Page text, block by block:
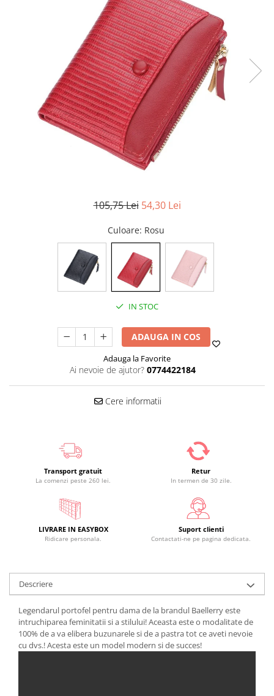
105,75 Lei 54,30 Lei
Culoare: Rosu
IN STOC
ADAUGA IN COS
Adauga la Favorite
Ai nevoie de ajutor? 0774422184
Cere informatii
Transport gratuit
La comenzi peste 260 lei.
Retur
In termen de 30 zile.
LIVRARE IN EASYBOX
Ridicare personala.
Suport clienti
Contactati-ne pe pagina dedicata.
Descriere
Legendarul portofel pentru dama de la brandul Baellerry este
intruchiparea feminitatii si a stilului! Aceasta este o modalitate de
100% de a va elibera buzunarele si de a pastra tot ce aveti nevoie
cu dvs.! Acesta este un model modern si de succes!